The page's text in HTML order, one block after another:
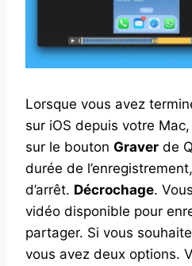
Lorsque vous avez
sur iOS depuis votre
sur le bouton Graver de
durée de
d’arrêt. Décrochage.
vidéo disponible pour
partager. Si vous
vous avez deux options.